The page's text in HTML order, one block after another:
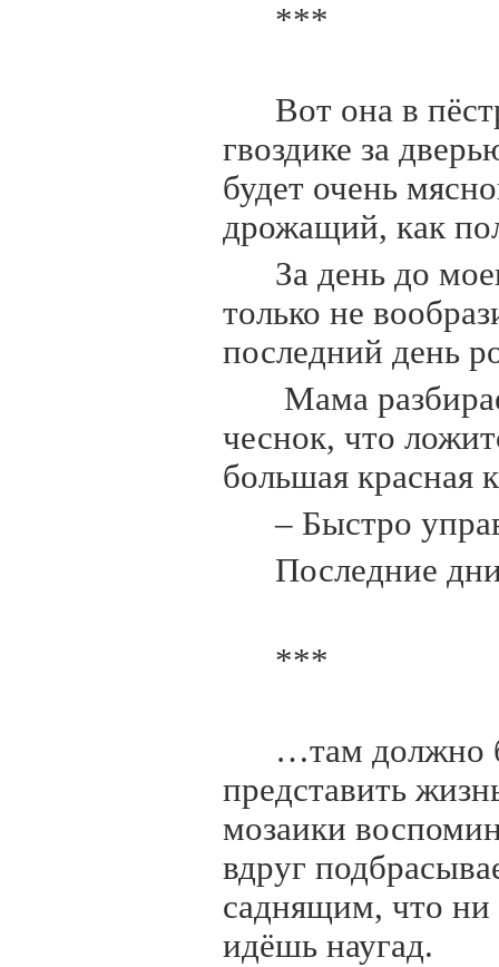
***
Вот она в
гвоздике за
будет очень
дрожащий, как
За день до
только не
последний день
Мама
чеснок, что
большая красная
– Быстро
Последние
***
…там должно
представить
мозаики
вдруг
саднящим, что ни
идёшь наугад.